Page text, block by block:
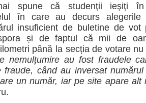
spune că studenţii ieşiţi
în care au decurs alegerile
insuficient de buletine de vot
și de faptul că mii de
până la secția de votare
nemulțumire au fost fraudele
fraude, când au inversat
un număr, iar pe site apare alt